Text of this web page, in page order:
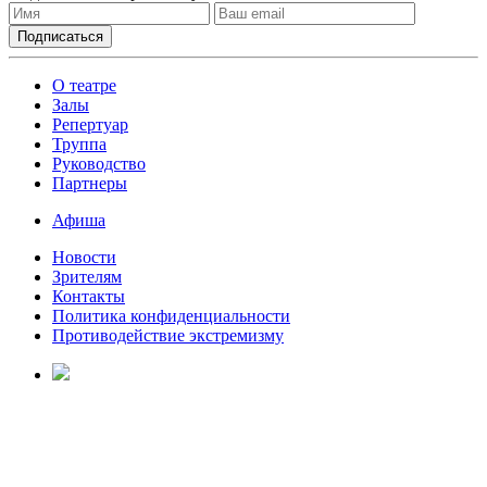
О театре
Залы
Репертуар
Труппа
Руководство
Партнеры
Афиша
Новости
Зрителям
Контакты
Политика конфиденциальности
Противодействие экстремизму